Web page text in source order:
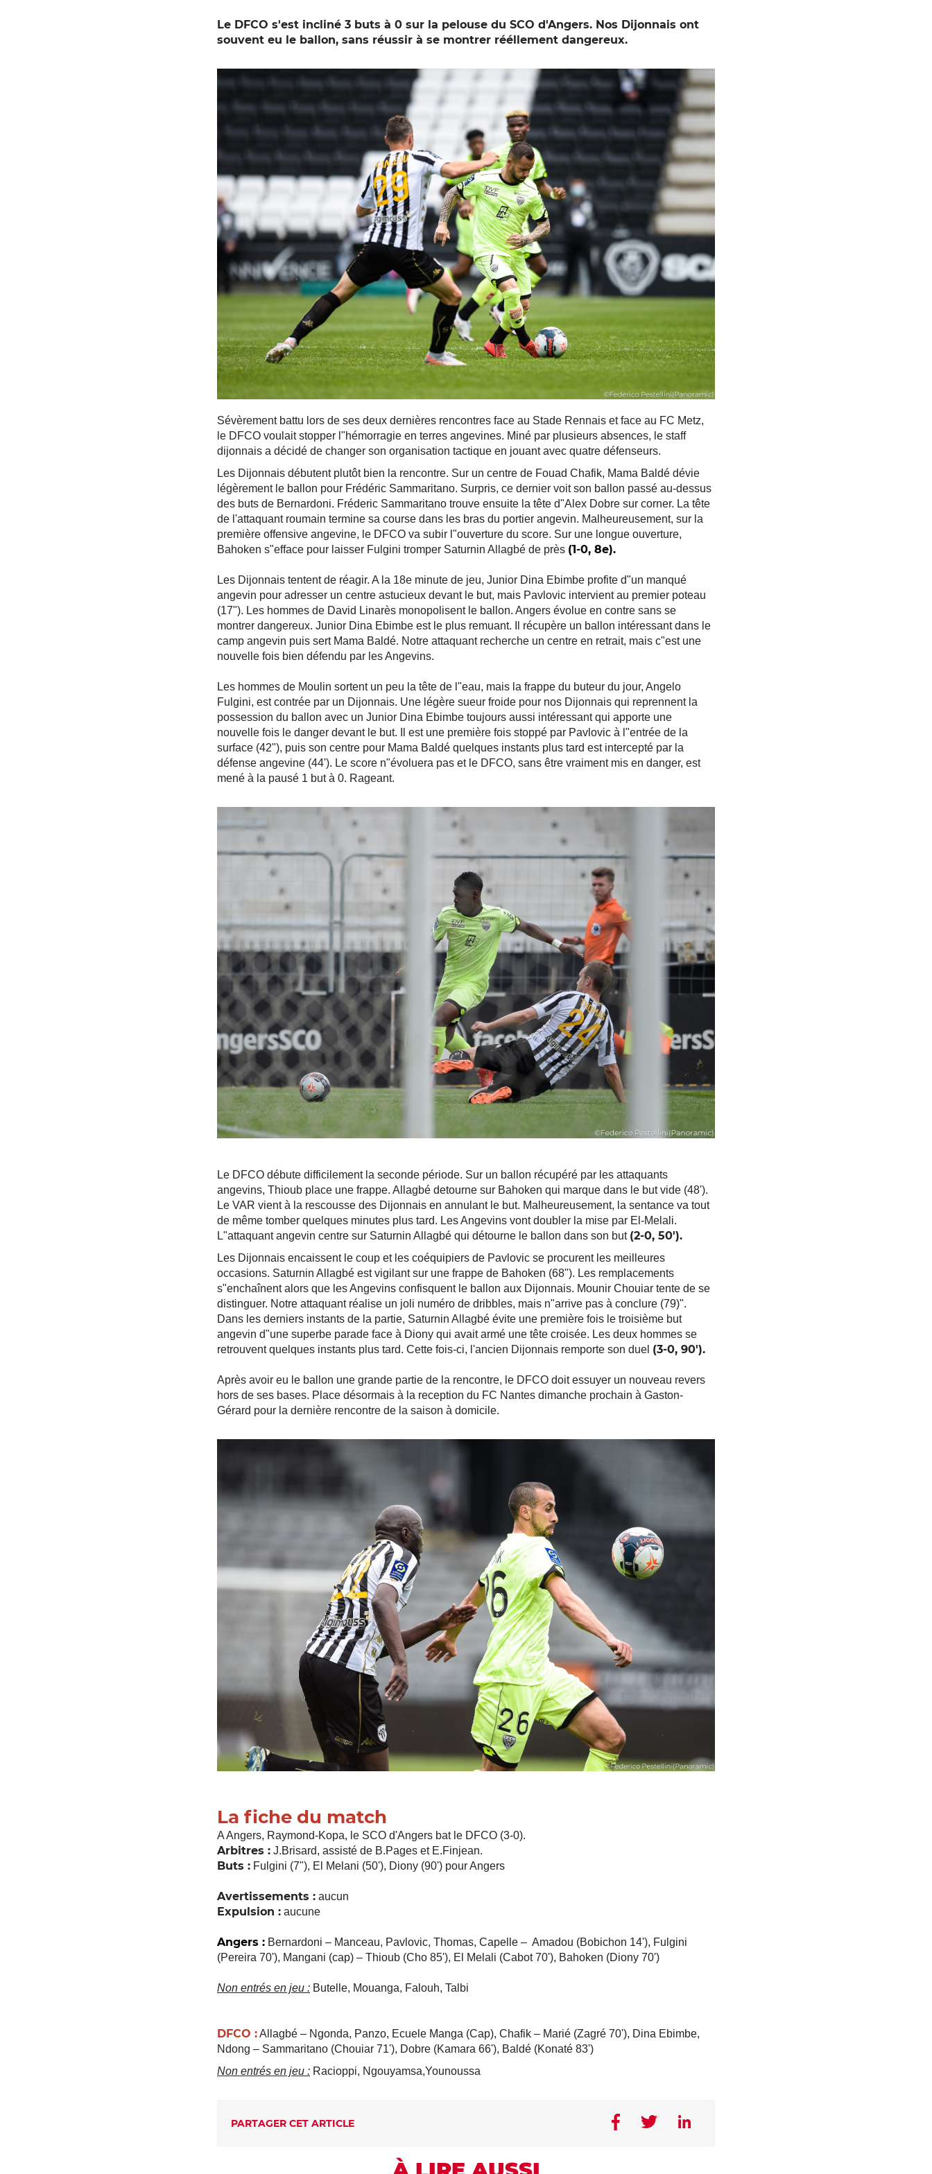
Le DFCO s'est incliné 3 buts à 0 sur la pelouse du SCO d'Angers. Nos Dijonnais ont
souvent eu le ballon, sans réussir à se montrer rééllement dangereux.
Sévèrement battu lors de ses deux dernières rencontres face au Stade Rennais et face au FC Metz,
le DFCO voulait stopper l"hémorragie en terres angevines. Miné par plusieurs absences, le staff
dijonnais a décidé de changer son organisation tactique en jouant avec quatre défenseurs.
Les Dijonnais débutent plutôt bien la rencontre. Sur un centre de Fouad Chafik, Mama Baldé dévie
légèrement le ballon pour Frédéric Sammaritano. Surpris, ce dernier voit son ballon passé au-dessus
des buts de Bernardoni. Fréderic Sammaritano trouve ensuite la tête d"Alex Dobre sur corner. La tête
de l'attaquant roumain termine sa course dans les bras du portier angevin. Malheureusement, sur la
première offensive angevine, le DFCO va subir l"ouverture du score. Sur une longue ouverture,
Bahoken s"efface pour laisser Fulgini tromper Saturnin Allagbé de près (1-0, 8e).
Les Dijonnais tentent de réagir. A la 18e minute de jeu, Junior Dina Ebimbe profite d"un manqué
angevin pour adresser un centre astucieux devant le but, mais Pavlovic intervient au premier poteau
(17"). Les hommes de David Linarès monopolisent le ballon. Angers évolue en contre sans se
montrer dangereux. Junior Dina Ebimbe est le plus remuant. Il récupère un ballon intéressant dans le
camp angevin puis sert Mama Baldé. Notre attaquant recherche un centre en retrait, mais c"est une
nouvelle fois bien défendu par les Angevins.
Les hommes de Moulin sortent un peu la tête de l"eau, mais la frappe du buteur du jour, Angelo
Fulgini, est contrée par un Dijonnais. Une légère sueur froide pour nos Dijonnais qui reprennent la
possession du ballon avec un Junior Dina Ebimbe toujours aussi intéressant qui apporte une
nouvelle fois le danger devant le but. Il est une première fois stoppé par Pavlovic à l"entrée de la
surface (42"), puis son centre pour Mama Baldé quelques instants plus tard est intercepté par la
défense angevine (44'). Le score n"évoluera pas et le DFCO, sans être vraiment mis en danger, est
mené à la pausé 1 but à 0. Rageant.
Le DFCO débute difficilement la seconde période. Sur un ballon récupéré par les attaquants
angevins, Thioub place une frappe. Allagbé detourne sur Bahoken qui marque dans le but vide (48').
Le VAR vient à la rescousse des Dijonnais en annulant le but. Malheureusement, la sentance va tout
de même tomber quelques minutes plus tard. Les Angevins vont doubler la mise par El-Melali.
L"attaquant angevin centre sur Saturnin Allagbé qui détourne le ballon dans son but (2-0, 50').
Les Dijonnais encaissent le coup et les coéquipiers de Pavlovic se procurent les meilleures
occasions. Saturnin Allagbé est vigilant sur une frappe de Bahoken (68"). Les remplacements
s"enchaînent alors que les Angevins confisquent le ballon aux Dijonnais. Mounir Chouiar tente de se
distinguer. Notre attaquant réalise un joli numéro de dribbles, mais n"arrive pas à conclure (79)".
Dans les derniers instants de la partie, Saturnin Allagbé évite une première fois le troisième but
angevin d"une superbe parade face à Diony qui avait armé une tête croisée. Les deux hommes se
retrouvent quelques instants plus tard. Cette fois-ci, l'ancien Dijonnais remporte son duel (3-0, 90').
Après avoir eu le ballon une grande partie de la rencontre, le DFCO doit essuyer un nouveau revers
hors de ses bases. Place désormais à la reception du FC Nantes dimanche prochain à Gaston-
Gérard pour la dernière rencontre de la saison à domicile.
La fiche du match
A Angers, Raymond-Kopa, le SCO d'Angers bat le DFCO (3-0).
Arbitres : J.Brisard, assisté de B.Pages et E.Finjean.
Buts : Fulgini (7"), El Melani (50'), Diony (90') pour Angers
Avertissements : aucun
Expulsion : aucune
Angers : Bernardoni – Manceau, Pavlovic, Thomas, Capelle – Amadou (Bobichon 14'), Fulgini
(Pereira 70'), Mangani (cap) – Thioub (Cho 85'), El Melali (Cabot 70'), Bahoken (Diony 70')
Non entrés en jeu : Butelle, Mouanga, Falouh, Talbi
DFCO :Allagbé – Ngonda, Panzo, Ecuele Manga (Cap), Chafik – Marié (Zagré 70'), Dina Ebimbe,
Ndong – Sammaritano (Chouiar 71'), Dobre (Kamara 66'), Baldé (Konaté 83')
Non entrés en jeu : Racioppi, Ngouyamsa,Younoussa
PARTAGER CET ARTICLE